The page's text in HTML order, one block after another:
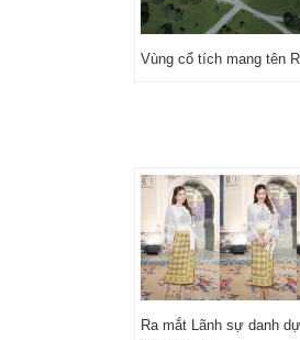
Vùng cổ tích mang tên
Ra mắt Lãnh sự danh